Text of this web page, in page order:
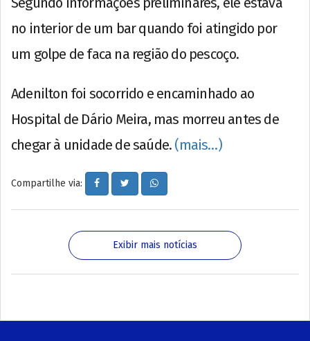
no interior de um bar quando foi atingido por
um golpe de faca na região do pescoço.
Adenilton foi socorrido e encaminhado ao
Hospital de Dário Meira, mas morreu antes de
chegar à unidade de saúde. (mais…)
Compartilhe via:
Exibir mais notícias